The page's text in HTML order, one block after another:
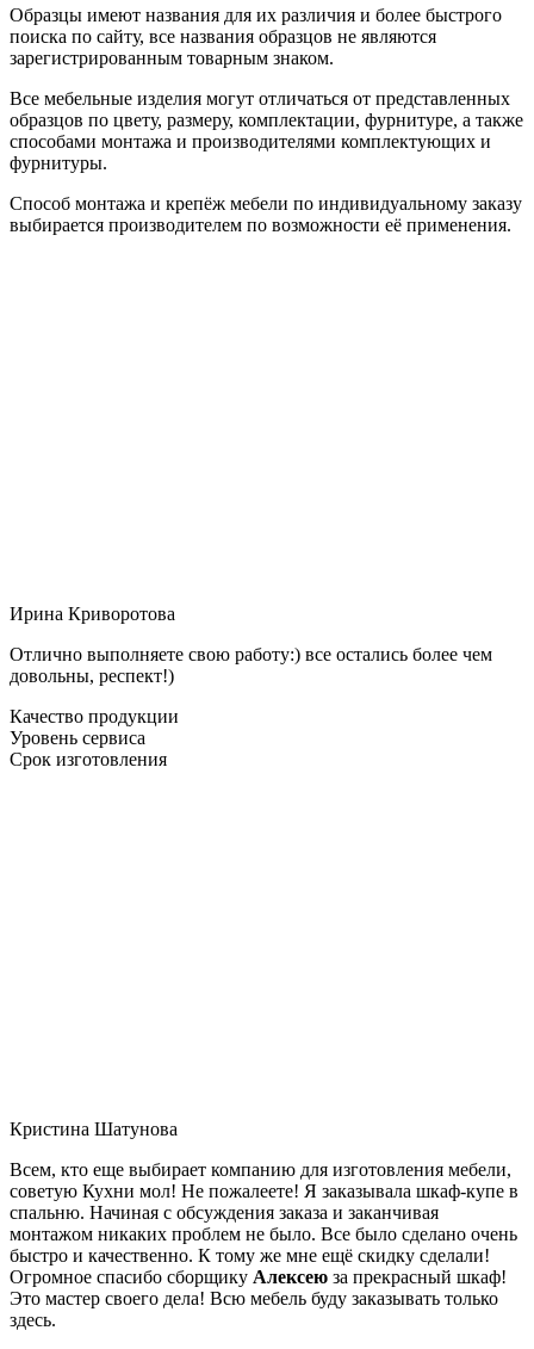
Образцы имеют названия для их различия и более быстрого
поиска по сайту, все названия образцов не являются
зарегистрированным товарным знаком.
Все мебельные изделия могут отличаться от представленных
образцов по цвету, размеру, комплектации, фурнитуре, а также
способами монтажа и производителями комплектующих и
фурнитуры.
Способ монтажа и крепёж мебели по индивидуальному заказу
выбирается производителем по возможности её применения.
Ирина Криворотова
Отлично выполняете свою работу:) все остались более чем
довольны, респект!)
Качество продукции
Уровень сервиса
Срок изготовления
Кристина Шатунова
Всем, кто еще выбирает компанию для изготовления мебели,
советую Кухни мол! Не пожалеете! Я заказывала шкаф-купе в
спальню. Начиная с обсуждения заказа и заканчивая
монтажом никаких проблем не было. Все было сделано очень
быстро и качественно. К тому же мне ещё скидку сделали!
Огромное спасибо сборщику Алексею за прекрасный шкаф!
Это мастер своего дела! Всю мебель буду заказывать только
здесь.